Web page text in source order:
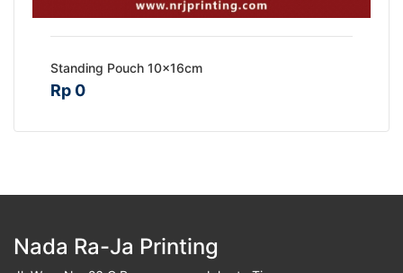
Standing Pouch 10x16cm
Rp 0
Nada Ra-Ja Printing